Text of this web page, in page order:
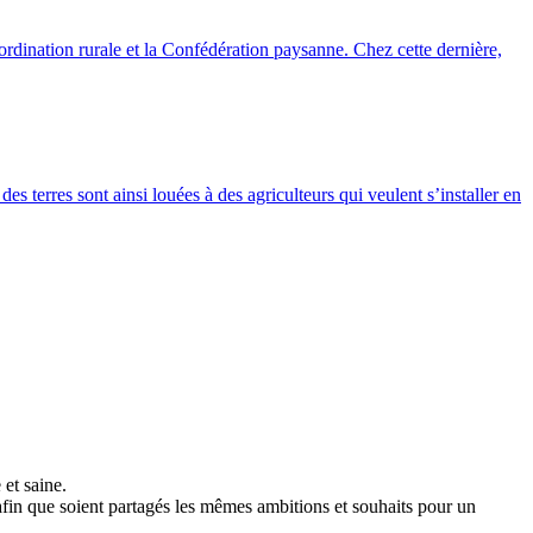
rurale et la Confédération paysanne. Chez cette dernière,
terres sont ainsi louées à des agriculteurs qui veulent s’installer en
saine.
que soient partagés les mêmes ambitions et souhaits pour un